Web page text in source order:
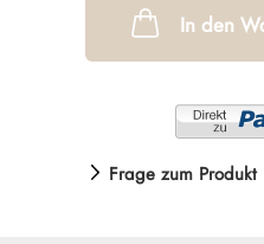
In den
Frage zum Produkt